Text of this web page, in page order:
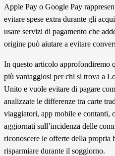
Apple Pay o Google Pay
evitare spese extra durante gli
usare servizi di pagamento che
origine può aiutare a evitare
In questo articolo approfondiremo
più vantaggiosi per chi si trova a
Unito e vuole evitare di pagare
analizzate le differenze tra carte
viaggiatori, app mobile e contanti,
aggiornati sull’incidenza delle
riconoscere le offerte della propria
risparmiare durante il soggiorno.